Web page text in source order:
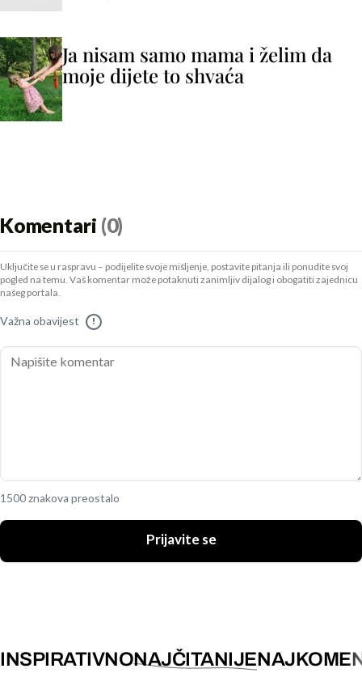
Ja nisam samo mama i želim da
moje dijete to shvaća
Komentari (0)
Uključite se u raspravu – podijelite svoje mišljenje, postavite pitanja ili ponudite svoj
pogled na temu. Vaš komentar može potaknuti zanimljiv dijalog i obogatiti zajednicu
našeg portala.
Važna obavijest !
1500 znakova preostalo
Prijavite se
INSPIRATIVNONAJČITANIJE